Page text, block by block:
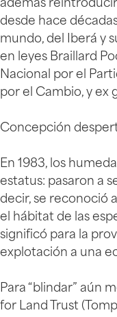
además
desde hace
mundo, del Iberá y
en leyes Braillard
Nacional por el
por el Cambio, y ex
Concepción
En 1983, los
estatus: pasaron a
decir, se reconoció
el hábitat de las
significó para la
explotación a una
Para “blindar” aún
for Land Trust